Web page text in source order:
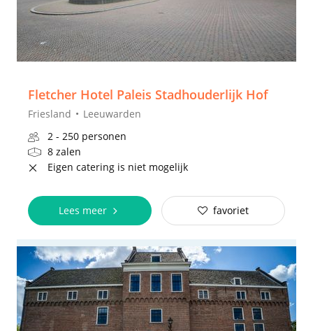
Fletcher Hotel Paleis Stadhouderlijk Hof
Friesland
Leeuwarden
2 - 250 personen
8 zalen
Eigen catering is niet mogelijk
Lees meer favoriet